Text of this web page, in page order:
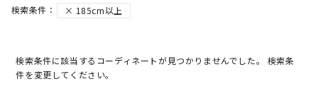
185cm以上
検索条件に該当するコーディネートが見つかりませんでした。 検索条
件を変更してください。